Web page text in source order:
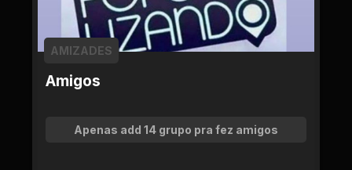
Amigos
AMIZADES
Apenas add 14 grupo pra fez amigos